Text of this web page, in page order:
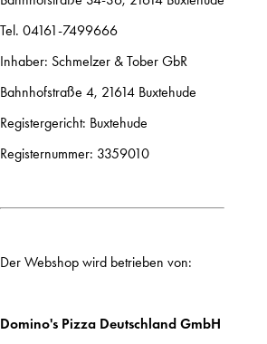
Tel. 04161-7499666
Inhaber: Schmelzer & Tober GbR
Bahnhofstraße 4, 21614 Buxtehude
Registergericht: Buxtehude
Registernummer: 3359010
Der Webshop wird betrieben von:
Domino's Pizza Deutschland GmbH